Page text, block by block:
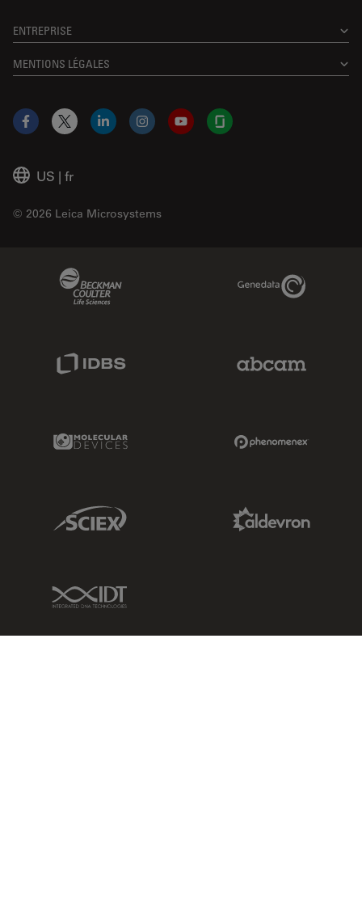
ENTREPRISE
MENTIONS LÉGALES
US | fr
© 2026 Leica Microsystems
Facebook
X LinkedInInstagramYouTubeGlassdoor
Genedata Link
Molecular Devices Link
Sciex Link
IDT Link